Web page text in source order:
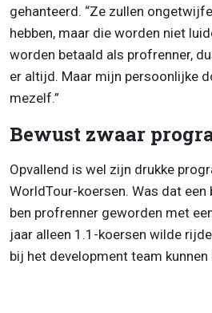
gehanteerd. “Ze zullen
hebben, maar die worden niet
worden betaald als profrenner,
er altijd. Maar mijn persoonlijke
mezelf.”
Bewust zwaar
Opvallend is wel zijn drukke
WorldTour-koersen. Was dat een
ben profrenner geworden met
jaar alleen 1.1-koersen wilde
bij het development team kunnen